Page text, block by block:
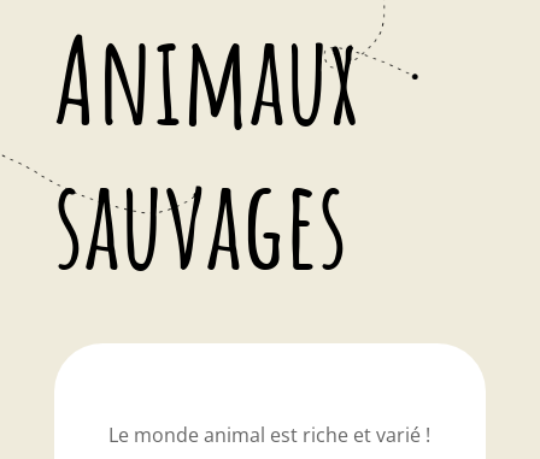
Animaux
sauvages
Le monde animal est riche et varié !